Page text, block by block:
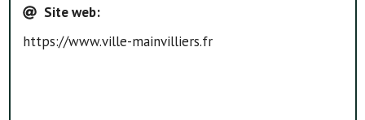
Site web:
https://www.ville-mainvilliers.fr